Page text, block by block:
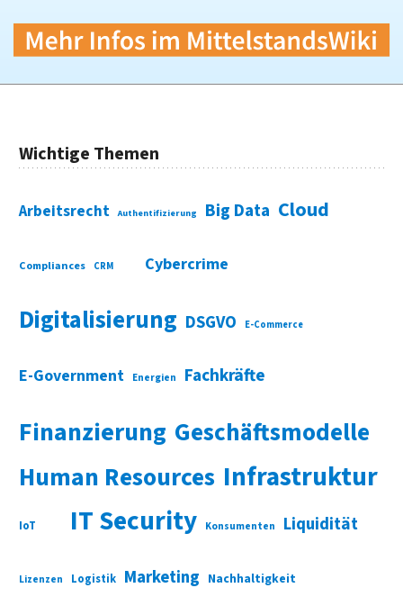
Wichtige Themen
Arbeitsrecht Authentifizierung Big Data Cloud
Compliances CRM Cybercrime
Digitalisierung DSGVO E-Commerce
E-Government Energien Fachkräfte
Finanzierung Geschäftsmodelle
Human Resources Infrastruktur
IoT IT Security Konsumenten Liquidität
Lizenzen Logistik Marketing Nachhaltigkeit